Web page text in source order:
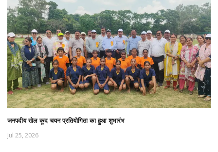
जनपदीय खेल कूद चयन प्रतियोगिता का हुआ शुभारंभ
Jul 25, 2026